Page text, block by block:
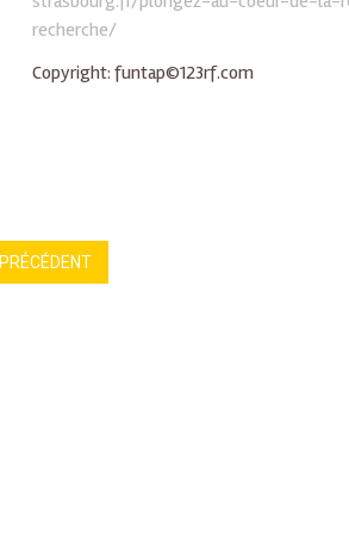
recherche/
Copyright: funtap©123rf.com
PRÉCÉDENT